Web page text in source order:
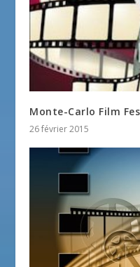
Monte-Carlo Film
26 février 2015